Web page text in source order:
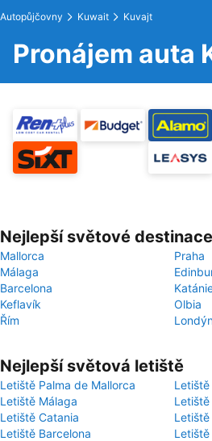
Autopůjčovny Kuwait Kuvajt
Pronájem auta
Nejlepší světové destinace
Mallorca
Praha
Málaga
Barcelona
Keflavík
Olbia
Řím
Nejlepší světová letiště
Letiště Palma de Mallorca
Letiště
Letiště Málaga
Letiště
Letiště Catania
Letiště Barcelona
Letiště